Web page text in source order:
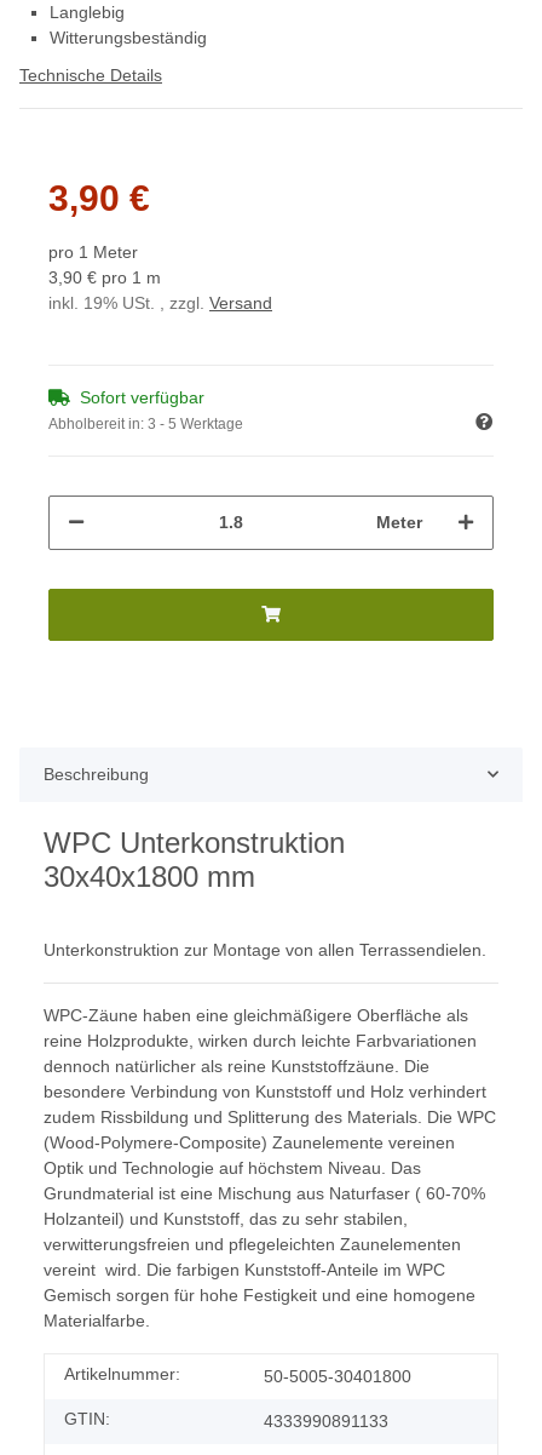
Langlebig
Witterungsbeständig
Technische Details
3,90 €
pro 1 Meter
3,90 € pro 1 m
inkl. 19% USt. , zzgl. Versand
Sofort verfügbar
Abholbereit in: 3 - 5 Werktage
Meter
Beschreibung
WPC Unterkonstruktion
30x40x1800 mm
Unterkonstruktion zur Montage von allen Terrassendielen.
WPC-Zäune haben eine gleichmäßigere Oberfläche als
reine Holzprodukte, wirken durch leichte Farbvariationen
dennoch natürlicher als reine Kunststoffzäune. Die
besondere Verbindung von Kunststoff und Holz verhindert
zudem Rissbildung und Splitterung des Materials. Die WPC
(Wood-Polymere-Composite) Zaunelemente vereinen
Optik und Technologie auf höchstem Niveau. Das
Grundmaterial ist eine Mischung aus Naturfaser ( 60-70%
Holzanteil) und Kunststoff, das zu sehr stabilen,
verwitterungsfreien und pflegeleichten Zaunelementen
vereint wird. Die farbigen Kunststoff-Anteile im WPC
Gemisch sorgen für hohe Festigkeit und eine homogene
Materialfarbe.
Artikelnummer: 50-5005-30401800
GTIN: 4333990891133